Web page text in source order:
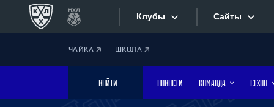
Клубы
Дивизион Боброва
Лада
Сайты
ЧАЙКА ШКОЛА
ВОЙТИ НОВОСТИ КОМАНДА СЕЗОН